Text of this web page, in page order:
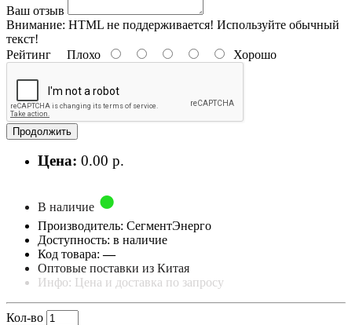
Ваш отзыв
Внимание: HTML не поддерживается! Используйте обычный
текст!
Рейтинг Плохо Хорошо
Продолжить
Цена: 0.00 р.
В наличие
Производитель: СегментЭнерго
Доступность: в наличие
Код товара:—
Оптовые поставки из Китая
Инфо: Цена и доставка по запросу
Кол-во